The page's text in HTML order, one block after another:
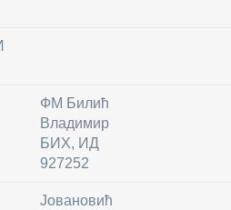
ФМ Билић
Владимир
БИХ, ИД
927252
Јовановић